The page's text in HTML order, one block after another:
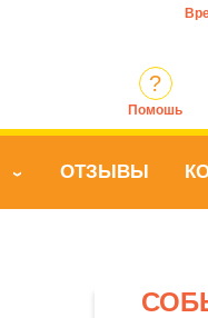
?
Помошь
› ОТЗЫВЫ